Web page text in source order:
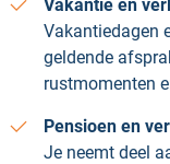
Vakantie en
Vakantiedagen
geldende
rustmomenten
Pensioen en
Je neemt deel